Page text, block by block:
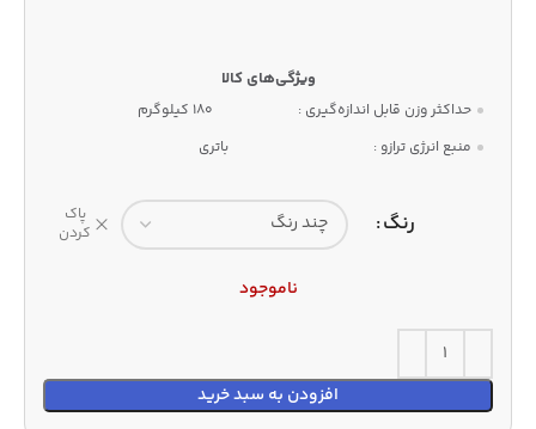
حداکثر وزن قابل اندازه‌گیری :
180 کیلوگرم
منبع انرژی ترازو :
باتری
رنگ
پاک
کردن
ناموجود
افزودن به سبد خرید